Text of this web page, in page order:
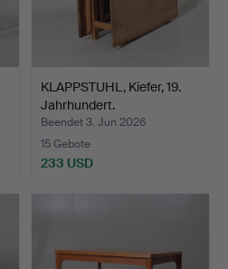
KLAPPSTUHL, Kiefer, 19.
Jahrhundert.
Beendet 3. Jun 2026
15 Gebote
233 USD